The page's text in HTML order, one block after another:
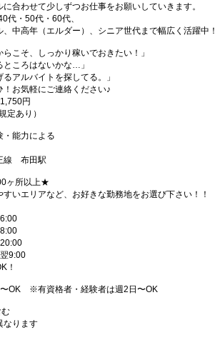
合わせて少しずつお仕事をお願いしていきます。
代・50代・60代、
、中高年（エルダー）、シニア世代まで幅広く活躍中！
らこそ、しっかり稼いでおきたい！」
ところはないかな…」
るアルバイトを探してる。」
！お気軽にご連絡ください♪
円
定あり）
能力による
線 布田駅
ヶ所以上★
すいエリアなど、お好きな勤務地をお選び下さい！！
9:00
！
〜OK ※有資格者・経験者は週2日〜OK
なります